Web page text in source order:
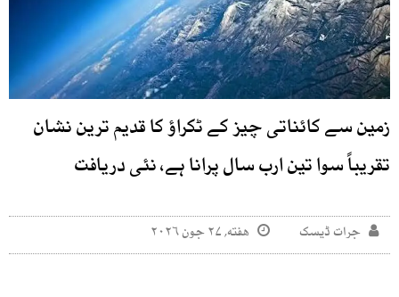
زمین سے کائناتی چیز کے ٹکراؤ کا قدیم ترین نشان
تقریباً سوا تین ارب سال پرانا ہے، نئی دریافت
جرات ڈیسک هفته, ۲۷ جون ۲۰۲۶